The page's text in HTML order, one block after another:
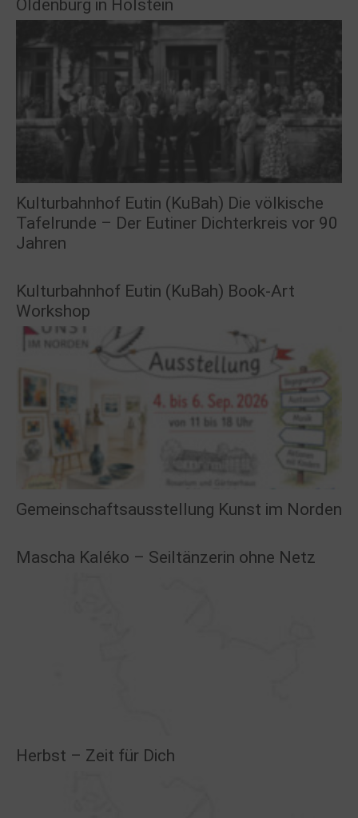
Oldenburg in Holstein
Kulturbahnhof Eutin (KuBah) Die völkische
Tafelrunde – Der Eutiner Dichterkreis vor 90
Jahren
Kulturbahnhof Eutin (KuBah) Book-Art
Workshop
Gemeinschaftsausstellung Kunst im Norden
Mascha Kaléko – Seiltänzerin ohne Netz
Herbst – Zeit für Dich